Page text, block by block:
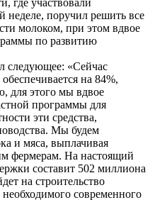
поручил решить все
молоком, при этом вдвое
по развитию
следующее: «Сейчас
на 84%,
для этого мы вдвое
программы для
эти средства,
Мы будем
и мяса, выплачивая
фермерам. На настоящий
составит 502 миллиона
на строительство
современного